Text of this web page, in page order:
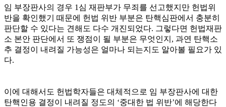
임 부장판사의 경우 1심 재판부가 무죄를 선고했지만 헌법위
반을 확인했기 때문에 헌법 위반 부분은 탄핵심판에서 충분히
판단할 수 있다는 견해도 다수 개진되었다. 그렇다면 헌법재판
소 본안 판단에서 또 쟁점이 될 부분은 무엇인지, 과연 탄핵소
추 결정이 내려질 가능성은 얼마나 되는지도 알아볼 필요가 있
다.
이에 대해서도 헌법학자들은 대체적으로 임 부장판사에 대한
탄핵인용 결정이 내려질 정도의 ‘중대한 법 위반’에 해당한다